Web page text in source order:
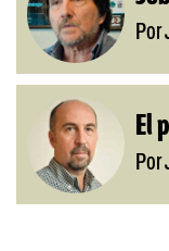
Por
El
Por